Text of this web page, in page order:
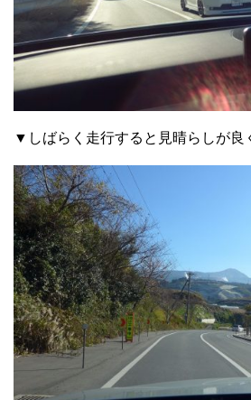
▼しばらく走行すると見晴らしが良